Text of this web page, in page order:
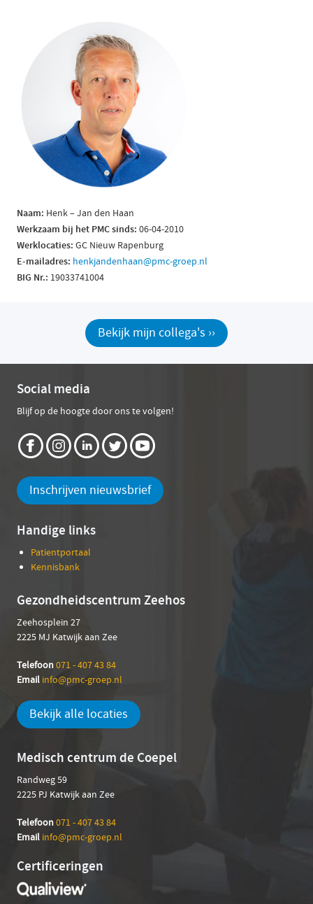
Naam: Henk – Jan den Haan
Werkzaam bij het PMC sinds: 06-04-2010
Werklocaties: GC Nieuw Rapenburg
E-mailadres: henkjandenhaan@pmc-groep.nl
BIG Nr.: 19033741004
Bekijk mijn collega's ››
Social media
Blijf op de hoogte door ons te volgen!
Inschrijven nieuwsbrief
Handige links
Patientportaal
Kennisbank
Gezondheidscentrum Zeehos
Zeehosplein 27
2225 MJ Katwijk aan Zee
Telefoon071 - 407 43 84
Email info@pmc-groep.nl
Bekijk alle locaties
Medisch centrum de Coepel
Randweg 59
2225 PJ Katwijk aan Zee
Telefoon071 - 407 43 84
Email info@pmc-groep.nl
Certificeringen